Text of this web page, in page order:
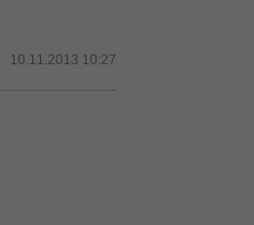
10.11.2013 10:27